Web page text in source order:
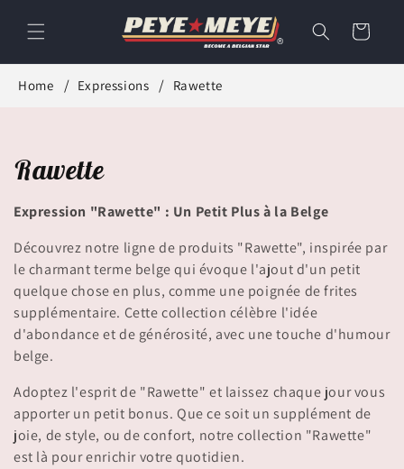
passer
au
Panier
Home Expressions Rawette
C
o
l
l
e
c
t
i
o
Rawette
Expression "Rawette" : Un Petit Plus à la Belge
Découvrez notre ligne de produits "Rawette", inspirée par
le charmant terme belge qui évoque l'ajout d'un petit
quelque chose en plus, comme une poignée de frites
supplémentaire. Cette collection célèbre l'idée
d'abondance et de générosité, avec une touche d'humour
belge.
Adoptez l'esprit de "Rawette" et laissez chaque jour vous
apporter un petit bonus. Que ce soit un supplément de
joie, de style, ou de confort, notre collection "Rawette"
est là pour enrichir votre quotidien.